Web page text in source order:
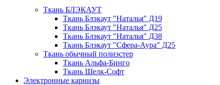
Ткань БЛЭКАУТ
Ткань Блэкаут "Наталья" Д19
Ткань Блэкаут "Наталья" Д25
Ткань Блэкаут "Наталья" Д38
Ткань Блэкаут "Сфера-Аура" Д25
Ткань обычный полиэстер
Ткань Альфа-Бинго
Ткань Шелк-Софт
Электронные карнизы